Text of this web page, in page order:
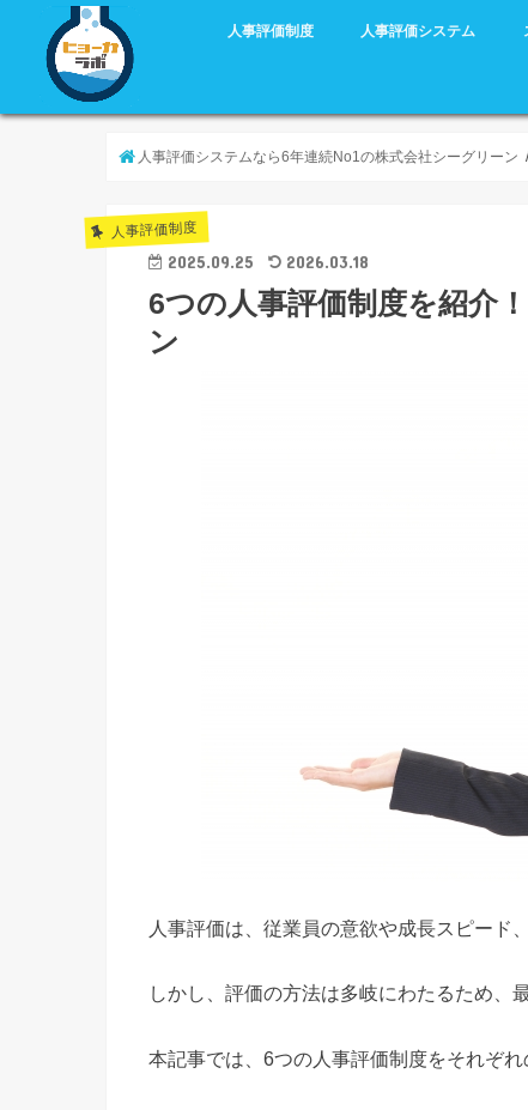
人事評価制度 人事評価システム
人事評価システムなら6年連続No1の株式会社シーグリーン
人事評価制度
2025.09.25 2026.03.18
6つの人事評価制度を紹介
ン
人事評価は、従業員の意欲や成長スピード
しかし、評価の方法は多岐にわたるため、
本記事では、6つの人事評価制度をそれぞ